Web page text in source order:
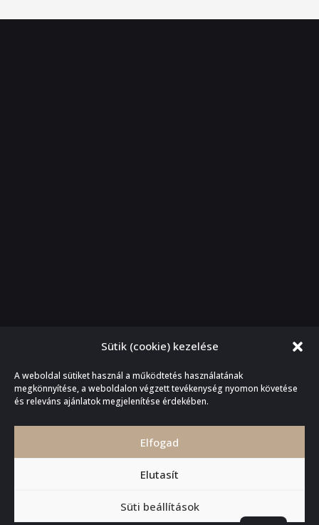
Sütik (cookie) kezelése
A weboldal sütiket használ a működtetés használatának
megkönnyítése, a weboldalon végzett tevékenység nyomon követése
és releváns ajánlatok megjelenítése érdekében.
Elfogad
Elutasít
Süti beállítások
Cookie szabályzat
© 2026 claimdata.hu